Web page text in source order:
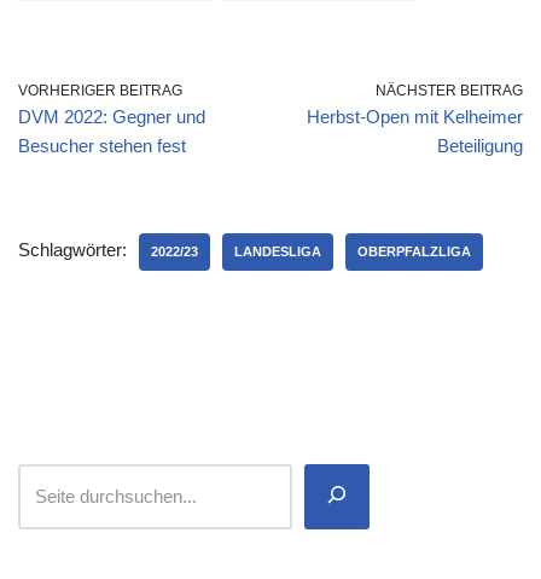
VORHERIGER BEITRAG
DVM 2022: Gegner und
Besucher stehen fest
NÄCHSTER BEITRAG
Herbst-Open mit Kelheimer
Beteiligung
Schlagwörter: 2022/23 LANDESLIGA OBERPFALZLIGA